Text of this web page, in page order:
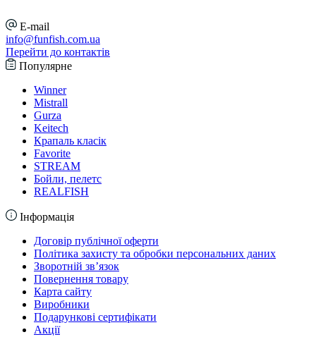
E-mail
info@funfish.com.ua
Перейти до контактів
Популярне
Winner
Mistrall
Gurza
Keitech
Крапаль класік
Favorite
STREAM
Бойли, пелетс
REALFISH
Інформація
Договір публічної оферти
Політика захисту та обробки персональних даних
Зворотній зв’язок
Повернення товару
Карта сайту
Виробники
Подарункові сертифікати
Акції